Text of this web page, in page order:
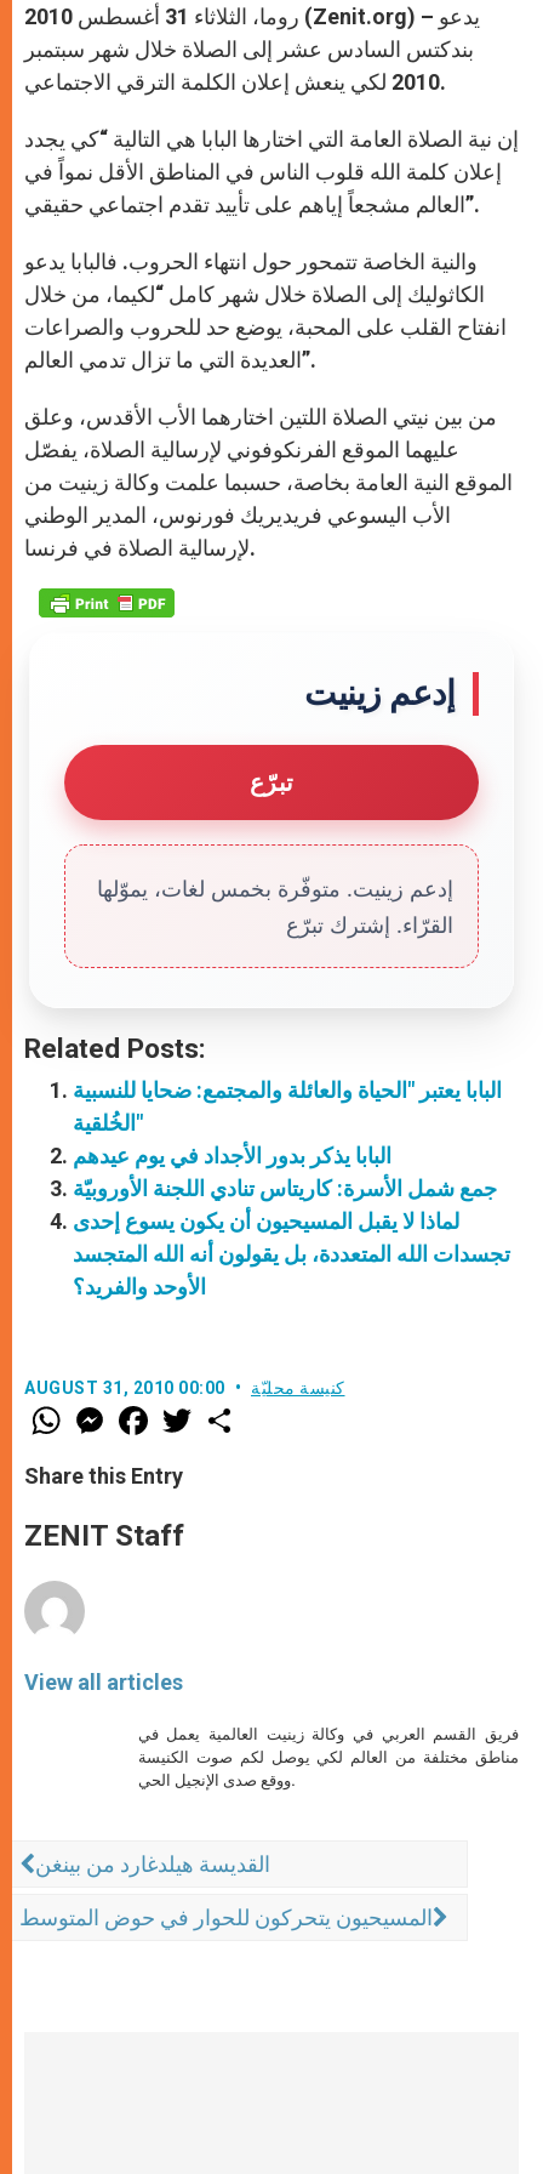
روما، الثلاثاء 31 أغسطس 2010 (Zenit.org) – يدعو
بندكتس السادس عشر إلى الصلاة خلال شهر سبتمبر
2010 لكي ينعش إعلان الكلمة الترقي الاجتماعي.
إن نية الصلاة العامة التي اختارها البابا هي التالية “كي يجدد
إعلان كلمة الله قلوب الناس في المناطق الأقل نمواً في
العالم مشجعاً إياهم على تأييد تقدم اجتماعي حقيقي”.
والنية الخاصة تتمحور حول انتهاء الحروب. فالبابا يدعو
الكاثوليك إلى الصلاة خلال شهر كامل “لكيما، من خلال
انفتاح القلب على المحبة، يوضع حد للحروب والصراعات
العديدة التي ما تزال تدمي العالم”.
من بين نيتي الصلاة اللتين اختارهما الأب الأقدس، وعلق
عليهما الموقع الفرنكوفوني لإرسالية الصلاة، يفصّل
الموقع النية العامة بخاصة، حسبما علمت وكالة زينيت من
الأب اليسوعي فريديريك فورنوس، المدير الوطني
لإرسالية الصلاة في فرنسا.
إدعم زينيت
تبرّع
إدعم زينيت. متوفّرة بخمس لغات، يموّلها
القرّاء. إشترك تبرّع
Related Posts:
البابا يعتبر "الحياة والعائلة والمجتمع: ضحايا للنسبية
الخُلقية"
البابا يذكر بدور الأجداد في يوم عيدهم
جمع شمل الأسرة: كاريتاس تنادي اللجنة الأوروبيّة
لماذا لا يقبل المسيحيون أن يكون يسوع إحدى
تجسدات الله المتعددة، بل يقولون أنه الله المتجسد
الأوحد والفريد؟
AUGUST 31, 2010 00:00 كنيسة محليّة
W
h
t
s
p
p
M
e
s
e
g
e
F
a
e
b
o
k
w
Share this Entry
ZENIT Staff
View all articles
فريق القسم العربي في وكالة زينيت العالمية يعمل في
مناطق مختلفة من العالم لكي يوصل لكم صوت الكنيسة
ووقع صدى الإنجيل الحي.
القديسة هيلدغارد من بينغن
المسيحيون يتحركون للحوار في حوض المتوسط